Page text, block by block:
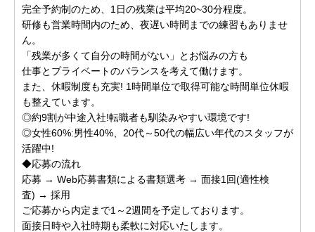
完全予約制のため、1日の残業は平均20~30分程度。
研修も営業時間内のため、夜遅い時間までの練習もありませ
ん。
「残業が多くて自分の時間がない」とお悩みの方も
仕事とプライベートのバランスを考えて働けます。
また、休暇制度も充実! 1時間単位で取得可能な時間単位休暇
も整えています。
◎約9割が中途入社!転職者も馴染みやすい環境です!
◎女性60%:男性40%、20代～50代の幅広い年代のスタッフが
活躍中!
◆応募の流れ
応募 → Web応募書類による書類選考 → 面接1回(適性検
査) → 採用
ご応募から内定まで1～2週間を予定しております。
面接日時や入社時期も柔軟に対応いたします。